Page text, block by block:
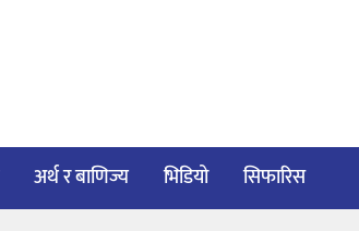
अर्थ र बाणिज्य भिडियो सिफारिस